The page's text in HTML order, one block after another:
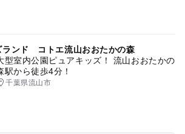
ランド コトエ流山おおたかの森
型室内公園ピュアキッズ！ 流山おおたかの
駅から徒歩4分！
千葉県流山市